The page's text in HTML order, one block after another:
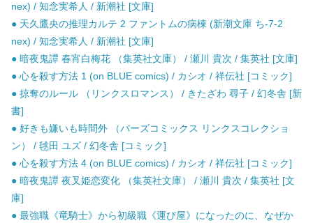
nex) / 知念実希人 / 新潮社 [文庫]
● 天久鷹央の推理カルテ 2 ファントムの病棟 (新潮文庫 ち-7-2
nex) / 知念実希人 / 新潮社 [文庫]
● 暗夜鬼譚 春宵白梅花 （集英社文庫） / 瀬川 貴次 / 集英社 [文庫]
● 心を殺す方法 1 (on BLUE comics) / カシオ / 祥伝社 [コミック]
● 掠奪のルール （リンクスロマンス） / きたざわ 尋子 / 幻冬舎 [新
書]
● 好きも嫌いも時間外 （バーズコミックス リンクスコレクショ
ン） / 毬田 ユズ / 幻冬舎 [コミック]
● 心を殺す方法 4 (on BLUE comics) / カシオ / 祥伝社 [コミック]
● 暗夜鬼譚 夜叉姫恋変化 （集英社文庫） / 瀬川 貴次 / 集英社 [文
庫]
● 最強職《竜騎士》から初級職《運び屋》になったのに、なぜか